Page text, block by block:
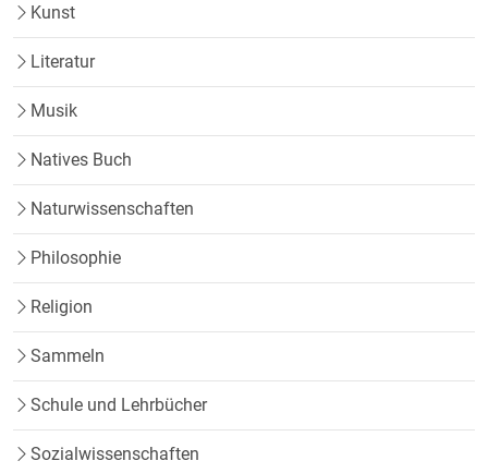
Kunst
Literatur
Musik
Natives Buch
Naturwissenschaften
Philosophie
Religion
Sammeln
Schule und Lehrbücher
Sozialwissenschaften